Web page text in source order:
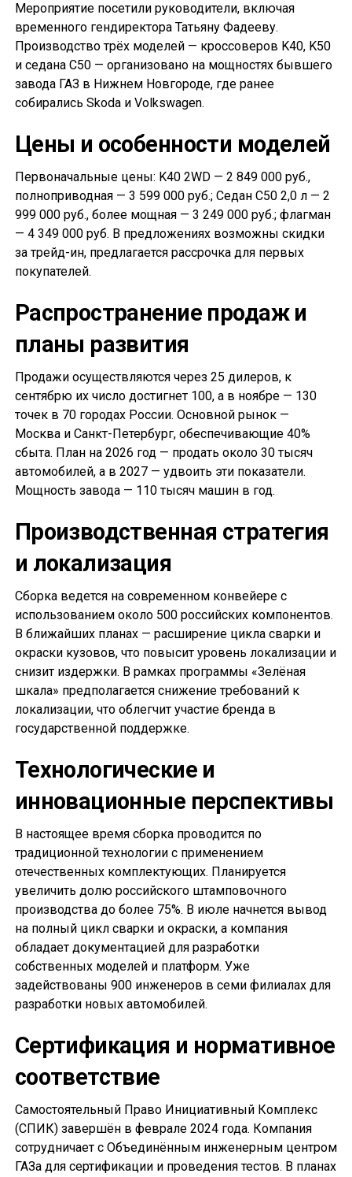
Мероприятие посетили руководители, включая
временного гендиректора Татьяну Фадееву.
Производство трёх моделей — кроссоверов K40, K50
и седана С50 — организовано на мощностях бывшего
завода ГАЗ в Нижнем Новгороде, где ранее
собирались Skoda и Volkswagen.
Цены и особенности моделей
Первоначальные цены: K40 2WD — 2 849 000 руб.,
полноприводная — 3 599 000 руб.; Седан С50 2,0 л — 2
999 000 руб., более мощная — 3 249 000 руб.; флагман
— 4 349 000 руб. В предложениях возможны скидки
за трейд-ин, предлагается рассрочка для первых
покупателей.
Распространение продаж и
планы развития
Продажи осуществляются через 25 дилеров, к
сентябрю их число достигнет 100, а в ноябре — 130
точек в 70 городах России. Основной рынок —
Москва и Санкт-Петербург, обеспечивающие 40%
сбыта. План на 2026 год — продать около 30 тысяч
автомобилей, а в 2027 — удвоить эти показатели.
Мощность завода — 110 тысяч машин в год.
Производственная стратегия
и локализация
Сборка ведется на современном конвейере с
использованием около 500 российских компонентов.
В ближайших планах — расширение цикла сварки и
окраски кузовов, что повысит уровень локализации и
снизит издержки. В рамках программы «Зелёная
шкала» предполагается снижение требований к
локализации, что облегчит участие бренда в
государственной поддержке.
Технологические и
инновационные перспективы
В настоящее время сборка проводится по
традиционной технологии с применением
отечественных комплектующих. Планируется
увеличить долю российского штамповочного
производства до более 75%. В июле начнется вывод
на полный цикл сварки и окраски, а компания
обладает документацией для разработки
собственных моделей и платформ. Уже
задействованы 900 инженеров в семи филиалах для
разработки новых автомобилей.
Сертификация и нормативное
соответствие
Самостоятельный Право Инициативный Комплекс
(СПИК) завершён в феврале 2024 года. Компания
сотрудничает с Объединённым инженерным центром
ГАЗа для сертификации и проведения тестов. В планах